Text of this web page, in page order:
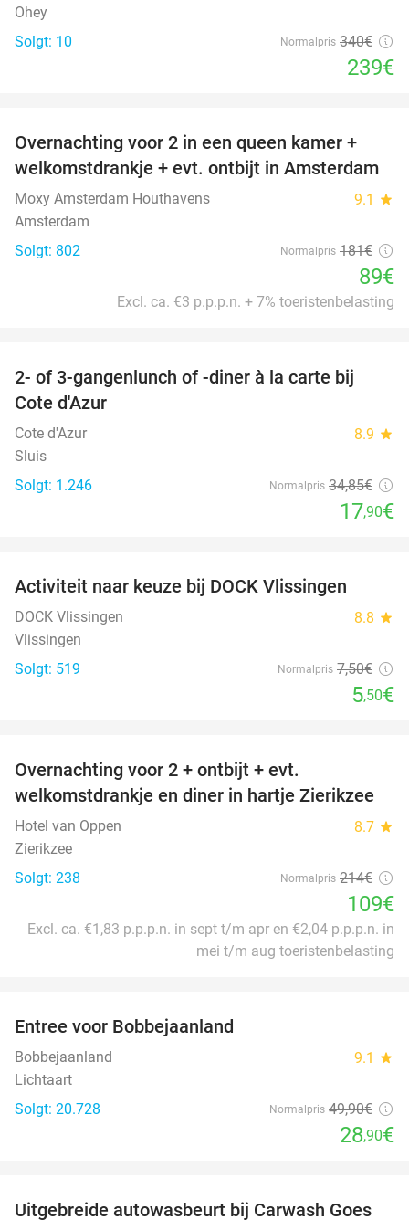
Ohey
Solgt: 10
Normalpris 340€
239€
51%
Overnachting voor 2 in een queen kamer +
welkomstdrankje + evt. ontbijt in Amsterdam
Moxy Amsterdam Houthavens 9.1 star
Amsterdam
Solgt: 802
Normalpris 181€
89€
Excl. ca. €3 p.p.p.n. + 7% toeristenbelasting
49%
2- of 3-gangenlunch of -diner à la carte bij
Cote d'Azur
Cote d'Azur 8.9 star
Sluis
Solgt: 1.246
Normalpris 34,85€
17,90€
Activiteit naar keuze bij DOCK Vlissingen
DOCK Vlissingen 8.8 star
Vlissingen
Solgt: 519
Normalpris 7,50€
5,50€
Overnachting voor 2 + ontbijt + evt.
welkomstdrankje en diner in hartje Zierikzee
Hotel van Oppen 8.7 star
Zierikzee
Solgt: 238
Normalpris 214€
109€
Excl. ca. €1,83 p.p.p.n. in sept t/m apr en €2,04 p.p.p.n. in
mei t/m aug toeristenbelasting
Entree voor Bobbejaanland
Bobbejaanland 9.1 star
Lichtaart
Solgt: 20.728
Normalpris 49,90€
28,90€
36%
Uitgebreide autowasbeurt bij Carwash Goes